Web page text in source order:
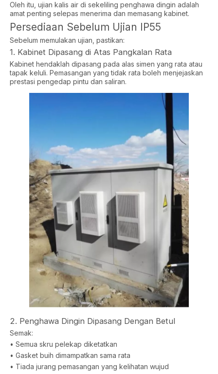
Oleh itu, ujian kalis air di sekeliling penghawa dingin adalah
amat penting selepas menerima dan memasang kabinet.
Persediaan Sebelum Ujian IP55
Sebelum memulakan ujian, pastikan:
1. Kabinet Dipasang di Atas Pangkalan Rata
Kabinet hendaklah dipasang pada alas simen yang rata atau
tapak keluli. Pemasangan yang tidak rata boleh menjejaskan
prestasi pengedap pintu dan saliran.
2. Penghawa Dingin Dipasang Dengan Betul
Semak:
• Semua skru pelekap diketatkan
• Gasket buih dimampatkan sama rata
• Tiada jurang pemasangan yang kelihatan wujud